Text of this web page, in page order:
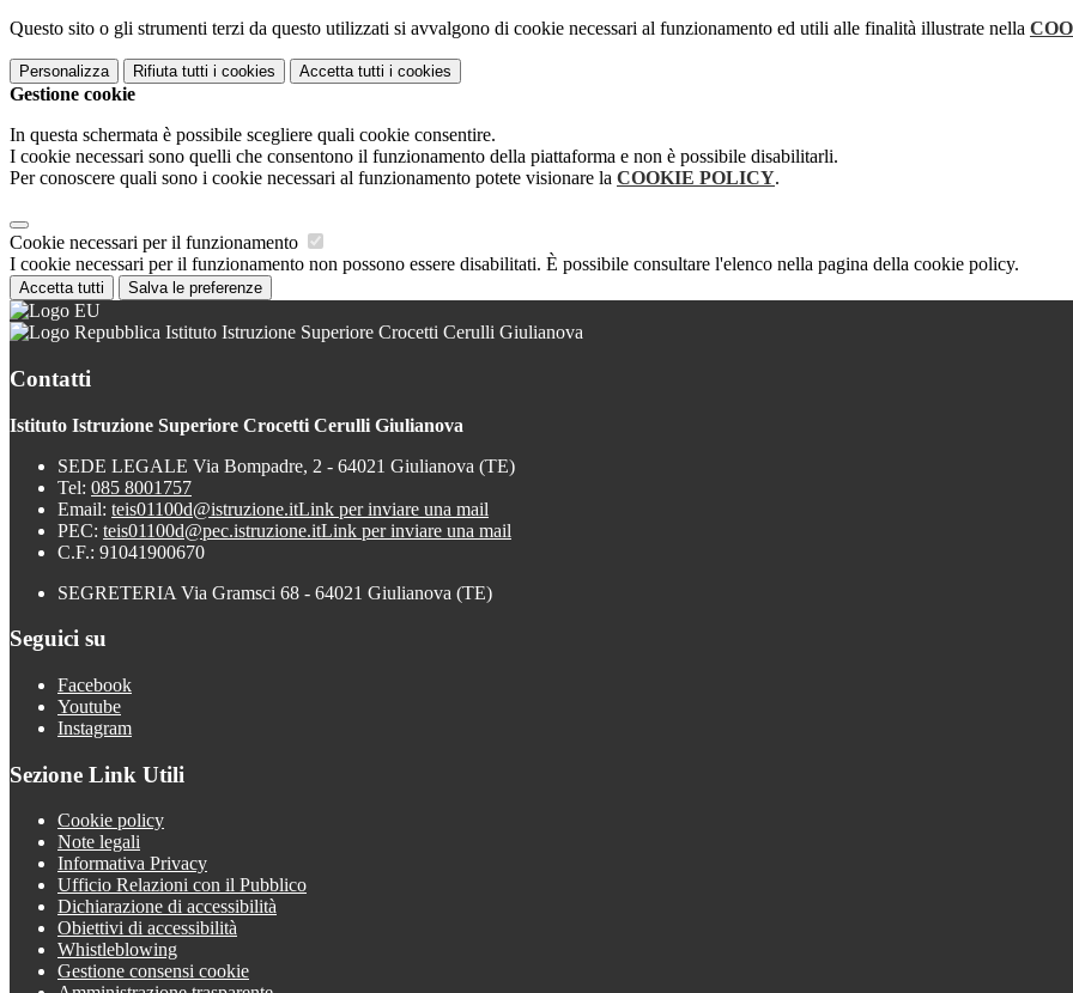
Questo sito o gli strumenti terzi da questo utilizzati si avvalgono di cookie necessari al funzionamento ed utili alle finalità illustrate nella
Personalizza Rifiuta tutti i cookies Accetta tutti i cookies
Gestione cookie
In questa schermata è possibile scegliere quali cookie consentire.
I cookie necessari sono quelli che consentono il funzionamento della piattaforma e non è possibile disabilitarli.
Per conoscere quali sono i cookie necessari al funzionamento potete visionare la COOKIE POLICY.
Cookie necessari per il funzionamento
I cookie necessari per il funzionamento non possono essere disabilitati. È possibile consultare l'elenco nella pagina della cookie policy.
Accetta tutti Salva le preferenze
Istituto Istruzione Superiore Crocetti Cerulli Giulianova
Contatti
Istituto Istruzione Superiore Crocetti Cerulli Giulianova
SEDE LEGALE Via Bompadre, 2 - 64021 Giulianova (TE)
Tel: 085 8001757
Email: teis01100d@istruzione.itLink per inviare una mail
PEC: teis01100d@pec.istruzione.itLink per inviare una mail
C.F.: 91041900670
SEGRETERIA Via Gramsci 68 - 64021 Giulianova (TE)
Seguici su
Facebook
Youtube
Instagram
Sezione Link Utili
Cookie policy
Note legali
Informativa Privacy
Ufficio Relazioni con il Pubblico
Dichiarazione di accessibilità
Obiettivi di accessibilità
Whistleblowing
Gestione consensi cookie